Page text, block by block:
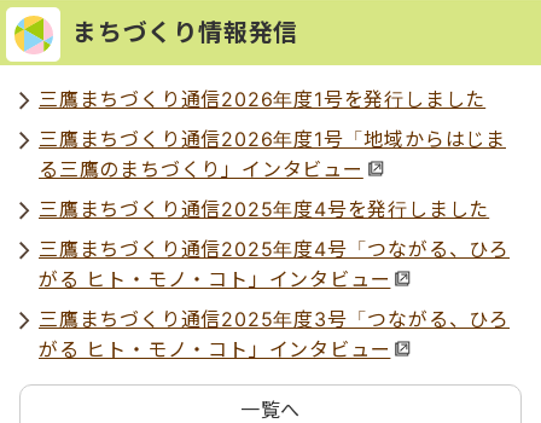
まちづくり情報発信
三鷹まちづくり通信2026年度1号を発行しました
三鷹まちづくり通信2026年度1号「地域からはじま
る三鷹のまちづくり」インタビュー
三鷹まちづくり通信2025年度4号を発行しました
三鷹まちづくり通信2025年度4号「つながる、ひろ
がる ヒト・モノ・コト」インタビュー
三鷹まちづくり通信2025年度3号「つながる、ひろ
がる ヒト・モノ・コト」インタビュー
一覧へ